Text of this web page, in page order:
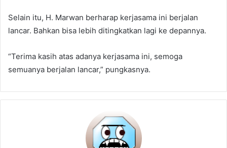
Selain itu, H. Marwan berharap kerjasama ini berjalan
lancar. Bahkan bisa lebih ditingkatkan lagi ke depannya.
“Terima kasih atas adanya kerjasama ini, semoga
semuanya berjalan lancar,” pungkasnya.